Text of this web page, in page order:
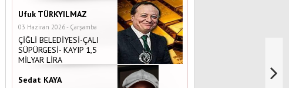
Ufuk TÜRKYILMAZ
03 Haziran 2026 - Çarşamba
ÇİĞLİ BELEDİYESİ-ÇALI
SÜPÜRGESİ- KAYIP 1,5
MİLYAR LİRA
Sedat KAYA